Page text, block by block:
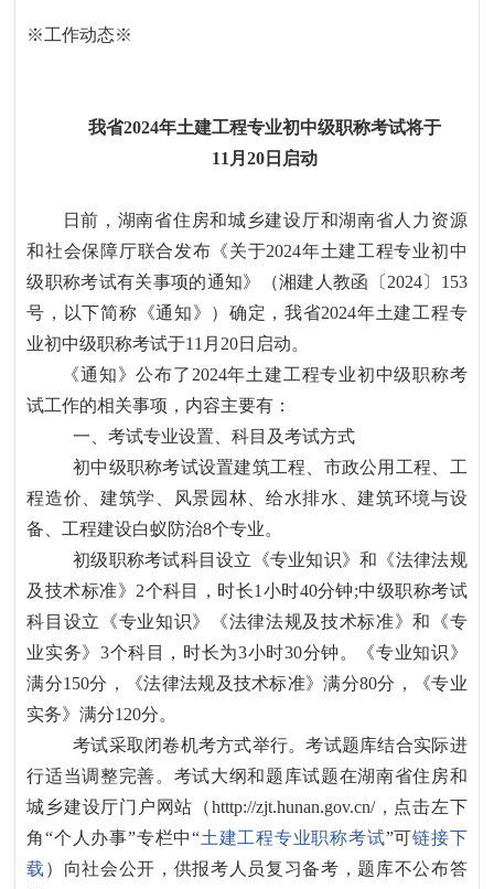
※工作动态※
我省2024年土建工程专业初中级职称考试将于
11 月20 日启动
日前，湖南省住房和城乡建设厅和湖南省人力资源
和社会保障厅联合发布《关于2024年土建工程专业初中
级职称考试有关事项的通知》（湘建人教函〔 2024〕153
号，以下简称《通知》）确定，我省2024年土建工程专
业初中级职称考试于11月20日启动。
《通知》公布了 2024年土建工程专业初中级职称考
试工作的相关事项，内容主要有：
一、考试专业设置、科目及考试方式
初中级职称考试设置建筑工程、市政公用工程、工
程造价、建筑学、风景园林、给水排水、建筑环境与设
备、工程建设白蚁防治8个专业。
初级职称考试科目设立《专业知识》和《法律法规
及技术标准》 2个科目，时长1小时40分钟;中级职称考试
科目设立《专业知识》《法律法规及技术标准》和《专
业实务》3个科目，时长为3小时30分钟。《专业知识》
满分150分，《法律法规及技术标准》满分80分，《专业
实务》满分120分。
考试采取闭卷机考方式举行。考试题库结合实际进
行适当调整完善。考试大纲和题库试题在湖南省住房和
城乡建设厅门户网站（htttp://zjt.hunan.gov.cn/，点击左下
角“个人办事”专栏中“土建工程专业职称考试”可链接下
载 ）向社会公开，供报考人员复习备考，题库不公布答